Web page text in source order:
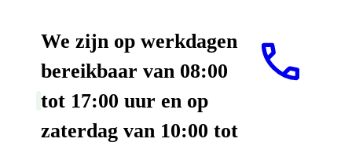
We zijn op werkdagen
bereikbaar van 08:00
tot 17:00 uur en op
zaterdag van 10:00 tot